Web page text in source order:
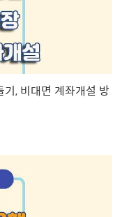
, 비대면 계좌개설 방